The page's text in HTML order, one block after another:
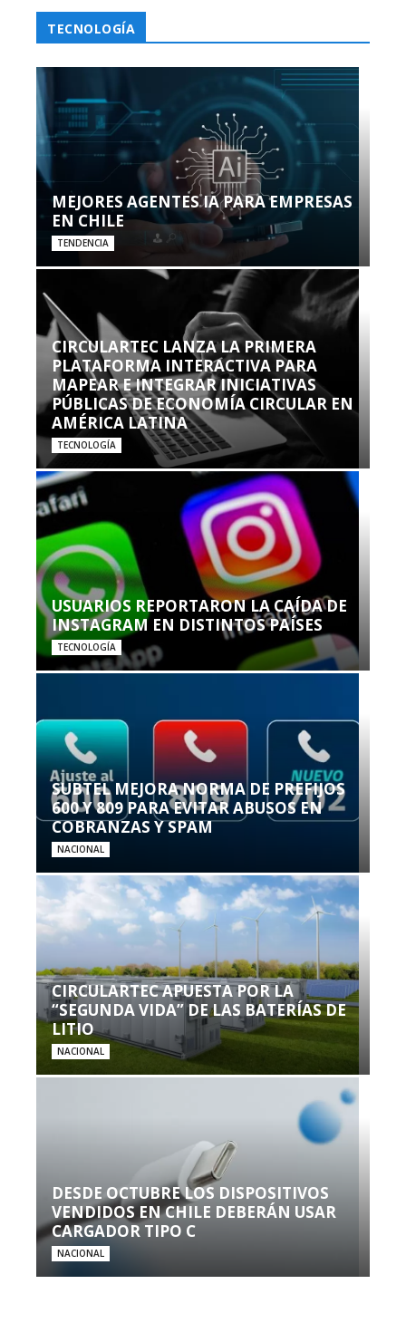
TECNOLOGÍA
MEJORES AGENTES IA PARA EMPRESAS
EN CHILE
TENDENCIA
CIRCULARTEC LANZA LA PRIMERA
PLATAFORMA INTERACTIVA PARA
MAPEAR E INTEGRAR INICIATIVAS
PÚBLICAS DE ECONOMÍA CIRCULAR EN
AMÉRICA LATINA
TECNOLOGÍA
USUARIOS REPORTARON LA CAÍDA DE
INSTAGRAM EN DISTINTOS PAÍSES
TECNOLOGÍA
SUBTEL MEJORA NORMA DE PREFIJOS
600 Y 809 PARA EVITAR ABUSOS EN
COBRANZAS Y SPAM
NACIONAL
CIRCULARTEC APUESTA POR LA
“SEGUNDA VIDA” DE LAS BATERÍAS DE
LITIO
NACIONAL
DESDE OCTUBRE LOS DISPOSITIVOS
VENDIDOS EN CHILE DEBERÁN USAR
CARGADOR TIPO C
NACIONAL